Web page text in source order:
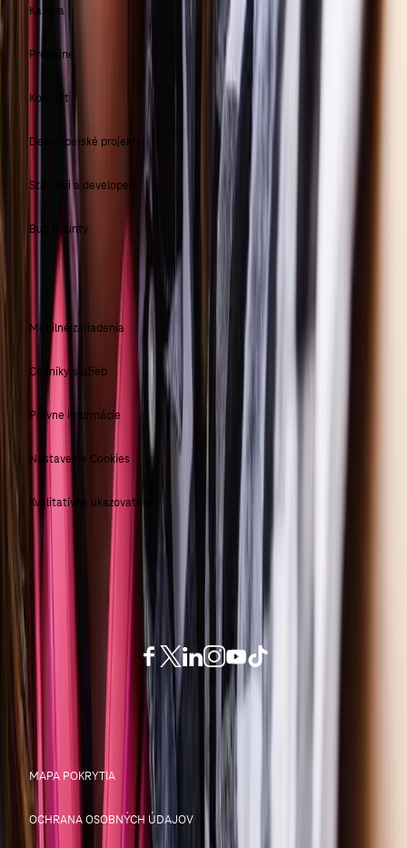
Kariéra
Predajne
Kontakt
Developerské projekty
Stavbári a developeri
Bug Bounty
CENNÍKY A DOKUMENTY
Mobilné zariadenia
Cenníky služieb
Právne informácie
Nastavenie Cookies
Kvalitatívne ukazovatele
MAPA POKRYTIA
OCHRANA OSOBNÝCH ÚDAJOV